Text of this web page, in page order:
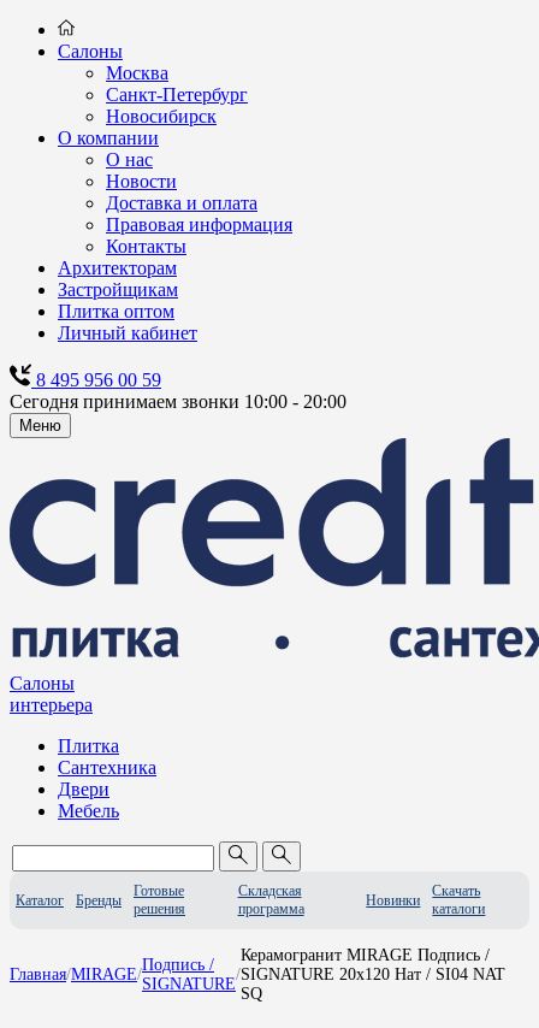
Салоны
Москва
Санкт-Петербург
Новосибирск
О компании
О нас
Новости
Доставка и оплата
Правовая информация
Контакты
Архитекторам
Застройщикам
Плитка оптом
Личный кабинет
8 495 956 00 59
Сегодня принимаем звонки 10:00 - 20:00
Меню
Салоны
интерьера
Плитка
Сантехника
Двери
Мебель
Каталог Бренды
Готовые
решения
Складская
программа
Новинки
Скачать
каталоги
Главная/MIRAGE/
Подпись /
SIGNATURE
/
Керамогранит MIRAGE Подпись /
SIGNATURE 20x120 Нат / SI04 NAT
SQ